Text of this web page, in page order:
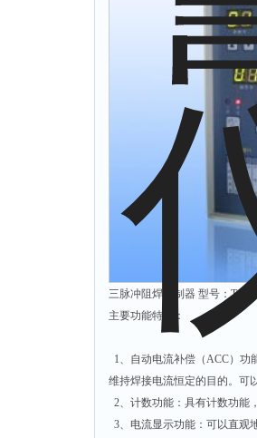
三脉冲阻焊控制器 型号：
主要功能特点：
1、自动电流补偿（ACC）
维持焊接电流恒定的目的。可
2、计数功能：具有计数功能
3、电流显示功能：可以直观